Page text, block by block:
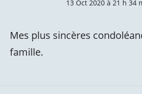
13 Oct 2020 à 21 h 34
Mes plus sincères
famille.